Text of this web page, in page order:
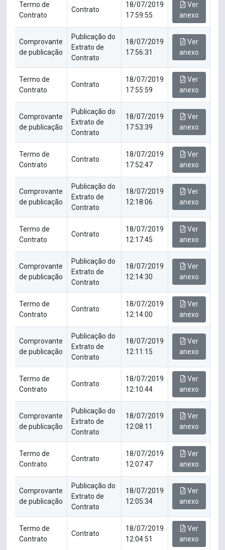
Termo de
Contrato
Contrato
18/07/2019
17:59:55
Ver
anexo
Comprovante
de publicação
Publicação do
Extrato de
Contrato
18/07/2019
17:56:31
Ver
anexo
Termo de
Contrato
Contrato
18/07/2019
17:55:59
Ver
anexo
Comprovante
de publicação
Publicação do
Extrato de
Contrato
18/07/2019
17:53:39
Ver
anexo
Termo de
Contrato
Contrato
18/07/2019
17:52:47
Ver
anexo
Comprovante
de publicação
Publicação do
Extrato de
Contrato
18/07/2019
12:18:06
Ver
anexo
Termo de
Contrato
Contrato
18/07/2019
12:17:45
Ver
anexo
Comprovante
de publicação
Publicação do
Extrato de
Contrato
18/07/2019
12:14:30
Ver
anexo
Termo de
Contrato
Contrato
18/07/2019
12:14:00
Ver
anexo
Comprovante
de publicação
Publicação do
Extrato de
Contrato
18/07/2019
12:11:15
Ver
anexo
Termo de
Contrato
Contrato
18/07/2019
12:10:44
Ver
anexo
Comprovante
de publicação
Publicação do
Extrato de
Contrato
18/07/2019
12:08:11
Ver
anexo
Termo de
Contrato
Contrato
18/07/2019
12:07:47
Ver
anexo
Comprovante
de publicação
Publicação do
Extrato de
Contrato
18/07/2019
12:05:34
Ver
anexo
Termo de
Contrato
Contrato
18/07/2019
12:04:51
Ver
anexo